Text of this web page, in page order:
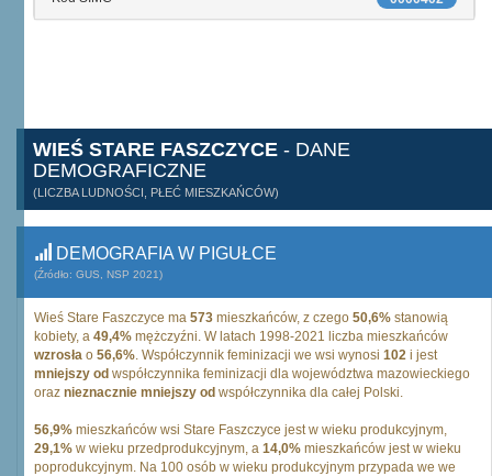
WIEŚ STARE FASZCZYCE - DANE
DEMOGRAFICZNE
(LICZBA LUDNOŚCI, PŁEĆ MIESZKAŃCÓW)
DEMOGRAFIA W PIGUŁCE
(Źródło: GUS, NSP 2021)
Wieś Stare Faszczyce ma 573 mieszkańców, z czego 50,6% stanowią
kobiety, a 49,4% mężczyźni. W latach 1998-2021 liczba mieszkańców
wzrosła o 56,6%. Współczynnik feminizacji we wsi wynosi 102 i jest
mniejszy od współczynnika feminizacji dla województwa mazowieckiego
oraz nieznacznie mniejszy od współczynnika dla całej Polski.
56,9% mieszkańców wsi Stare Faszczyce jest w wieku produkcyjnym,
29,1% w wieku przedprodukcyjnym, a 14,0% mieszkańców jest w wieku
poprodukcyjnym. Na 100 osób w wieku produkcyjnym przypada we we